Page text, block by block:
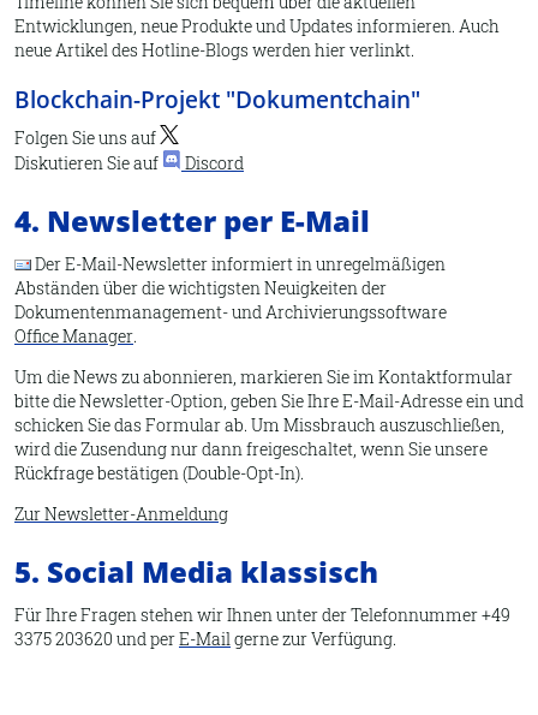
Entwicklungen, neue Produkte und Updates informieren. Auch
neue Artikel des Hotline-Blogs werden hier verlinkt.
Blockchain-Projekt "Dokumentchain"
Folgen Sie uns auf
Diskutieren Sie auf
Discord
4. Newsletter per E-Mail
Der E-Mail-Newsletter informiert in unregelmäßigen
Abständen über die wichtigsten Neuigkeiten der
Dokumentenmanagement- und Archivierungssoftware
Office Manager.
Um die News zu abonnieren, markieren Sie im Kontaktformular
bitte die Newsletter-Option, geben Sie Ihre E-Mail-Adresse ein und
schicken Sie das Formular ab. Um Missbrauch auszuschließen,
wird die Zusendung nur dann freigeschaltet, wenn Sie unsere
Rückfrage bestätigen (Double-Opt-In).
Zur Newsletter-Anmeldung
5. Social Media klassisch
Für Ihre Fragen stehen wir Ihnen unter der Telefonnummer +49
3375 203620 und perE-Mailgerne zur Verfügung.